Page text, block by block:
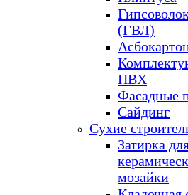
(ГВЛ)
ПВХ
Фасадные
Сайдинг
Сухие
Затирка
мозайки